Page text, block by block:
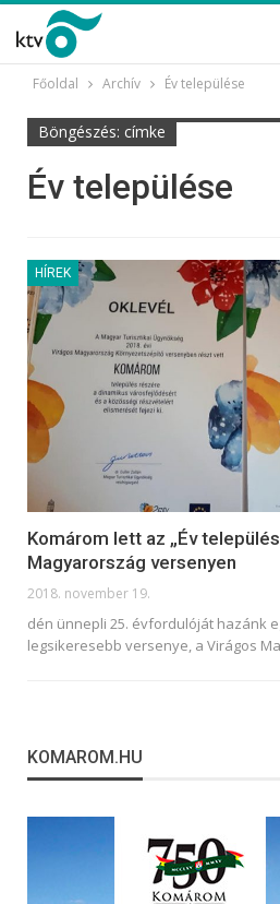
Főoldal Archív Év települése
Böngészés: címke
Év települése
HÍREK
Komárom lett az „Év
Magyarország versenyen
2018. november 19.
dén ünnepli 25. évfordulóját hazánk
legsikeresebb versenye, a Virágos
KOMAROM.HU